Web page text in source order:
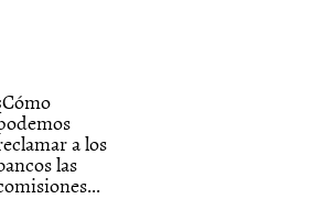
a los
las